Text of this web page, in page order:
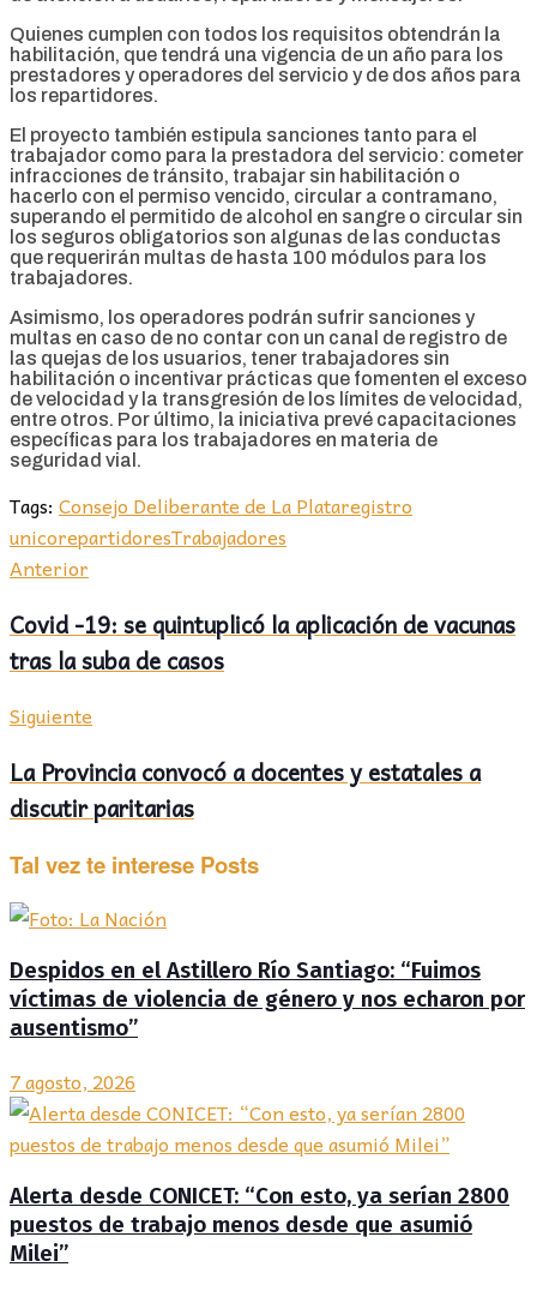
Quienes cumplen con todos los requisitos obtendrán la
habilitación, que tendrá una vigencia de un año para los
prestadores y operadores del servicio y de dos años para
los repartidores.
El proyecto también estipula sanciones tanto para el
trabajador como para la prestadora del servicio: cometer
infracciones de tránsito, trabajar sin habilitación o
hacerlo con el permiso vencido, circular a contramano,
superando el permitido de alcohol en sangre o circular sin
los seguros obligatorios son algunas de las conductas
que requerirán multas de hasta 100 módulos para los
trabajadores.
Asimismo, los operadores podrán sufrir sanciones y
multas en caso de no contar con un canal de registro de
las quejas de los usuarios, tener trabajadores sin
habilitación o incentivar prácticas que fomenten el exceso
de velocidad y la transgresión de los límites de velocidad,
entre otros. Por último, la iniciativa prevé capacitaciones
específicas para los trabajadores en materia de
seguridad vial.
Tags: Consejo Deliberante de La Plataregistro
unicorepartidoresTrabajadores
Anterior
Covid -19: se quintuplicó la aplicación de vacunas
tras la suba de casos
Siguiente
La Provincia convocó a docentes y estatales a
discutir paritarias
Tal vez te interese Posts
Despidos en el Astillero Río Santiago: “Fuimos
víctimas de violencia de género y nos echaron por
ausentismo”
7 agosto, 2026
Alerta desde CONICET: “Con esto, ya serían 2800
puestos de trabajo menos desde que asumió
Milei”